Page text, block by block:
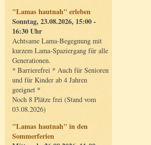
"Lamas hautnah" erleben
Sonntag, 23.08.2026, 15:00 -
16:30 Uhr
Achtsame Lama-Begegnung mit
kurzem Lama-Spaziergang für alle
Generationen.
* Barrierefrei * Auch für Senioren
und für Kinder ab 4 Jahren
geeignet *
Noch 8 Plätze frei (Stand vom
03.08.2026)
"Lamas hautnah" in den
Sommerferien